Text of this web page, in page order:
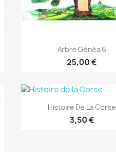
Aperçu rapide
Arbre Généa'6
25,00 €
Aperçu rapide
Histoire De La Corse
3,50 €